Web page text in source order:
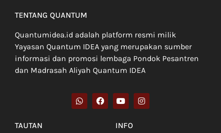
TENTANG QUANTUM
Quantumidea.id adalah platform resmi milik
Yayasan Quantum IDEA yang merupakan sumber
informasi dan promosi lembaga Pondok Pesantren
dan Madrasah Aliyah Quantum IDEA
TAUTAN INFO